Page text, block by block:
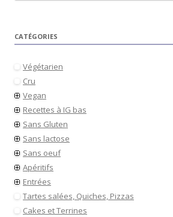
CATÉGORIES
Végétarien
Cru
Vegan
Recettes à IG bas
Sans Gluten
Sans lactose
Sans oeuf
Apéritifs
Entrées
Tartes salées, Quiches, Pizzas
Cakes et Terrines